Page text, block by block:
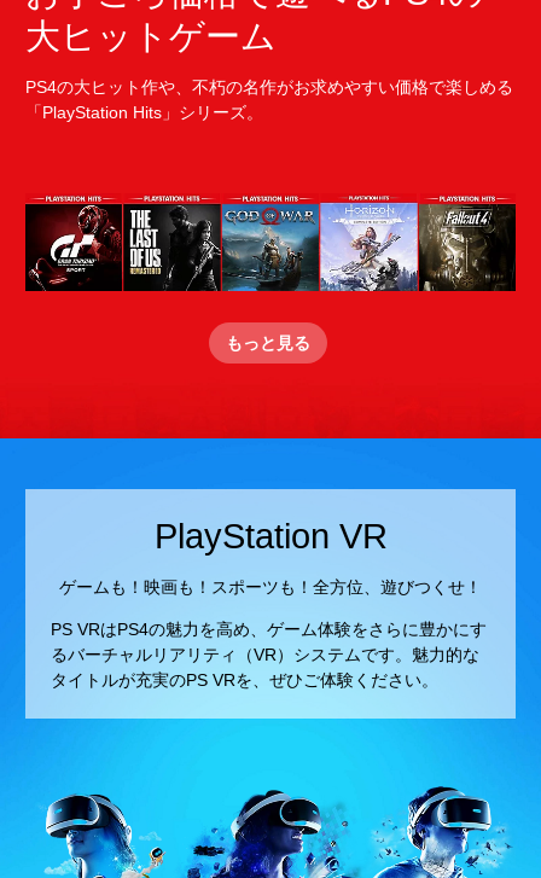
大ヒットゲーム
PS4の大ヒット作や、不朽の名作がお求めやすい価格で楽しめる
「PlayStation Hits」シリーズ。
もっと見る
PlayStation VR
ゲームも！映画も！スポーツも！全方位、遊びつくせ！
PS VRはPS4の魅力を高め、ゲーム体験をさらに豊かにす
るバーチャルリアリティ（VR）システムです。魅力的な
タイトルが充実のPS VRを、ぜひご体験ください。